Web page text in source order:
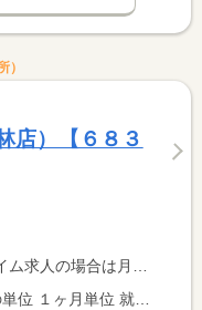
）
店）【６８３
人の場合は時間額を表示しています。
変形労働時間制 変形労働時間制の単位 １ヶ月単位 就業時間１ 9時00分〜18時30分 就業時間に関する特記事項 ＊週４４時間 特例措置事業所 <BR> ＊勤務時間は週４４時間となるよう調整します。